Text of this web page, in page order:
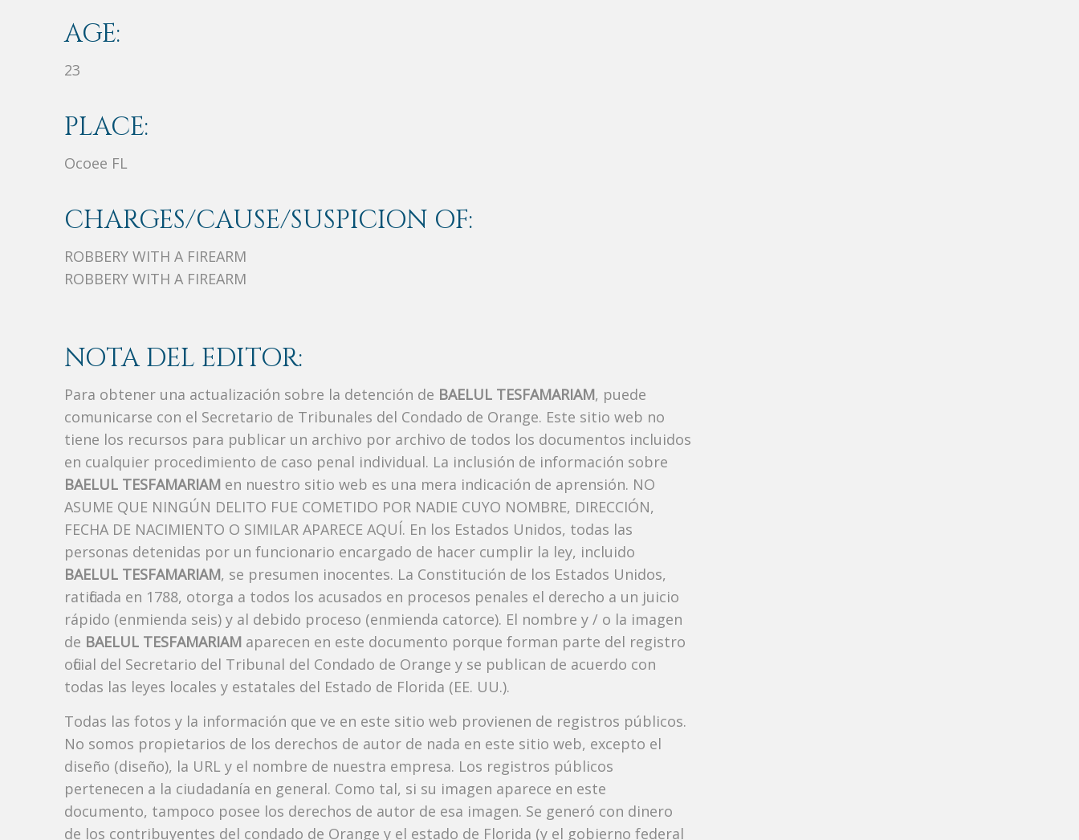
AGE:
23
PLACE:
Ocoee FL
CHARGES/CAUSE/SUSPICION OF:
ROBBERY WITH A FIREARM
ROBBERY WITH A FIREARM
NOTA DEL EDITOR:
Para obtener una actualización sobre la detención de BAELUL TESFAMARIAM, puede
comunicarse con el Secretario de Tribunales del Condado de Orange. Este sitio web no
tiene los recursos para publicar un archivo por archivo de todos los documentos incluidos
en cualquier procedimiento de caso penal individual. La inclusión de información sobre
BAELUL TESFAMARIAM en nuestro sitio web es una mera indicación de aprensión. NO
ASUME QUE NINGÚN DELITO FUE COMETIDO POR NADIE CUYO NOMBRE, DIRECCIÓN,
FECHA DE NACIMIENTO O SIMILAR APARECE AQUÍ. En los Estados Unidos, todas las
personas detenidas por un funcionario encargado de hacer cumplir la ley, incluido
BAELUL TESFAMARIAM, se presumen inocentes. La Constitución de los Estados Unidos,
ratificada en 1788, otorga a todos los acusados ​​en procesos penales el derecho a un juicio
rápido (enmienda seis) y al debido proceso (enmienda catorce). El nombre y / o la imagen
de BAELUL TESFAMARIAM aparecen en este documento porque forman parte del registro
oficial del Secretario del Tribunal del Condado de Orange y se publican de acuerdo con
todas las leyes locales y estatales del Estado de Florida (EE. UU.).
Todas las fotos y la información que ve en este sitio web provienen de registros públicos.
No somos propietarios de los derechos de autor de nada en este sitio web, excepto el
diseño (diseño), la URL y el nombre de nuestra empresa. Los registros públicos
pertenecen a la ciudadanía en general. Como tal, si su imagen aparece en este
documento, tampoco posee los derechos de autor de esa imagen. Se generó con dinero
de los contribuyentes del condado de Orange y el estado de Florida (y el gobierno federal